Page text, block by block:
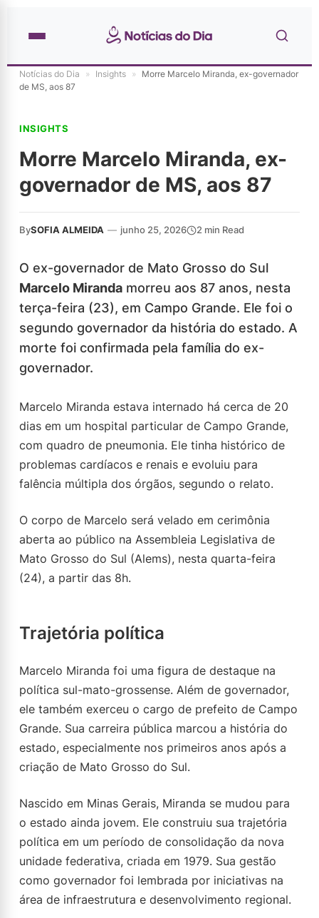
Notícias do Dia » Insights » Morre Marcelo Miranda, ex-governador
de MS, aos 87
INSIGHTS
Morre Marcelo Miranda, ex-
governador de MS, aos 87
BySOFIA ALMEIDA — junho 25, 2026 2 min Read
O ex-governador de Mato Grosso do Sul
Marcelo Miranda morreu aos 87 anos, nesta
terça-feira (23), em Campo Grande. Ele foi o
segundo governador da história do estado. A
morte foi confirmada pela família do ex-
governador.
Marcelo Miranda estava internado há cerca de 20
dias em um hospital particular de Campo Grande,
com quadro de pneumonia. Ele tinha histórico de
problemas cardíacos e renais e evoluiu para
falência múltipla dos órgãos, segundo o relato.
O corpo de Marcelo será velado em cerimônia
aberta ao público na Assembleia Legislativa de
Mato Grosso do Sul (Alems), nesta quarta-feira
(24), a partir das 8h.
Trajetória política
Marcelo Miranda foi uma figura de destaque na
política sul-mato-grossense. Além de governador,
ele também exerceu o cargo de prefeito de Campo
Grande. Sua carreira pública marcou a história do
estado, especialmente nos primeiros anos após a
criação de Mato Grosso do Sul.
Nascido em Minas Gerais, Miranda se mudou para
o estado ainda jovem. Ele construiu sua trajetória
política em um período de consolidação da nova
unidade federativa, criada em 1979. Sua gestão
como governador foi lembrada por iniciativas na
área de infraestrutura e desenvolvimento regional.